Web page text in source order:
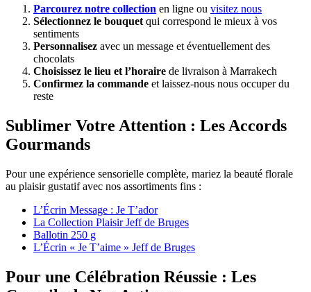
Parcourez notre collection en ligne ou visitez nous
Sélectionnez le bouquet qui correspond le mieux à vos
sentiments
Personnalisez avec un message et éventuellement des
chocolats
Choisissez le lieu et l’horaire de livraison à Marrakech
Confirmez la commande et laissez-nous nous occuper du
reste
Sublimer Votre Attention : Les Accords
Gourmands
Pour une expérience sensorielle complète, mariez la beauté florale
au plaisir gustatif avec nos assortiments fins :
L’Écrin Message : Je T’ador
La Collection Plaisir Jeff de Bruges
Ballotin 250 g
L’Écrin « Je T’aime » Jeff de Bruges
Pour une Célébration Réussie : Les